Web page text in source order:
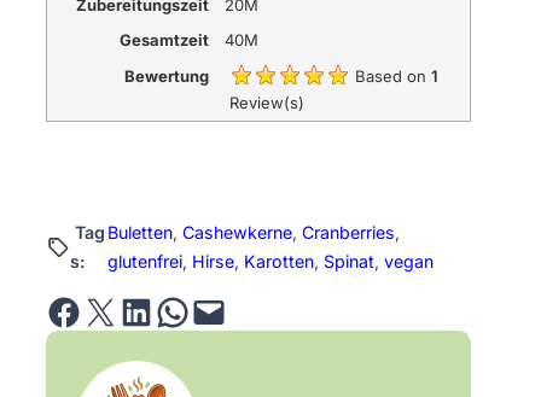
Zubereitungszeit
20M
Gesamtzeit
40M
Bewertung
Based on 1
Review(s)
Tag
s:
Buletten, Cashewkerne, Cranberries
glutenfrei, Hirse, Karotten, Spinat, vegan
Share on Facebook Email this Page Share on LinkedIn Share on WhatsApp Email this Page